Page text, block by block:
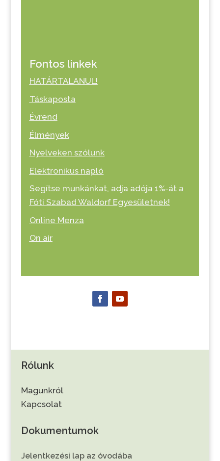
Fontos linkek
HATÁRTALANUL!
Táskaposta
Évrend
Élmények
Nyelveken szólunk
Elektronikus napló
Segítse munkánkat, adja adója 1%-át a
Fóti Szabad Waldorf Egyesületnek!
Online Menza
On air
Rólunk
Magunkról
Kapcsolat
Dokumentumok
Jelentkezési lap az óvodába